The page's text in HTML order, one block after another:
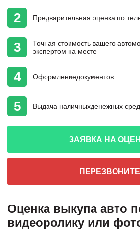
2 Предварительная оценка по
3 Точная стоимость вашего
экспертом на месте
4 Оформлениедокументов
5 Выдача наличныхденежных
ЗАЯВКА НА
ПЕРЕЗВОНИТЕ
Оценка выкупа авто
видеоролику или